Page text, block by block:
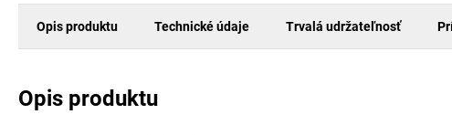
Opis produktu Technické údaje Trvalá udržateľnosť
Opis produktu